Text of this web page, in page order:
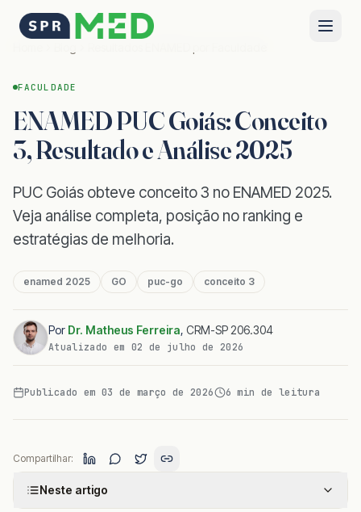
FACULDADE
ENAMED PUC Goiás: Conceito
3, Resultado e Análise 2025
PUC Goiás obteve conceito 3 no ENAMED 2025.
Veja análise completa, posição no ranking e
estratégias de melhoria.
enamed 2025 GO puc-go conceito 3
Por Dr. Matheus Ferreira, CRM-SP 206.304
Atualizado em 02 de julho de 2026
Publicado em 03 de março de 2026 6 min de leitura
Compartilhar:
Neste artigo